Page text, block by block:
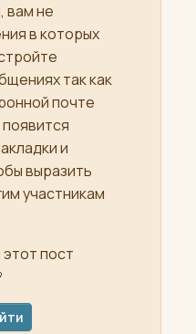
вам не
в которых
так как
почте
и
выразить
участникам
пост